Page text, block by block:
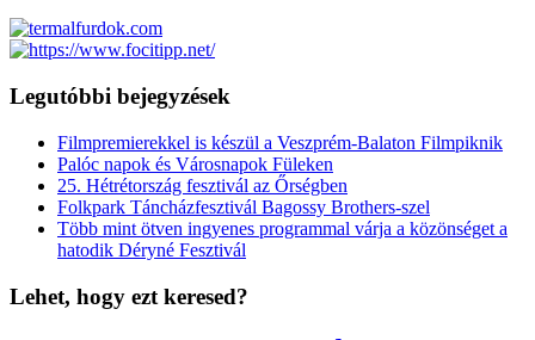
Legutóbbi bejegyzések
Filmpremierekkel is készül a Veszprém-Balaton Filmpiknik
Palóc napok és Városnapok Füleken
25. Hétrétország fesztivál az Őrségben
Folkpark Táncházfesztivál Bagossy Brothers-szel
Több mint ötven ingyenes programmal várja a közönséget a
hatodik Déryné Fesztivál
Lehet, hogy ezt keresed?